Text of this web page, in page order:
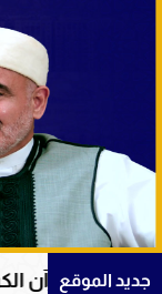
جديد الموقع
الكريم في